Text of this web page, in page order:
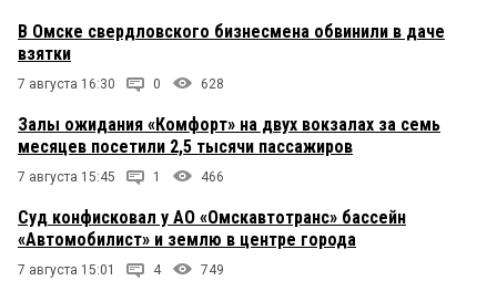
В Омске свердловского бизнесмена обвинили в даче
взятки
7 августа 16:30 0 628
Залы ожидания «Комфорт» на двух вокзалах за семь
месяцев посетили 2,5 тысячи пассажиров
7 августа 15:45 1 466
Суд конфисковал у АО «Омскавтотранс» бассейн
«Автомобилист» и землю в центре города
7 августа 15:01 4 749